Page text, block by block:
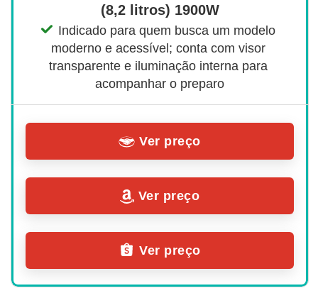
(8,2 litros) 1900W
Indicado para quem busca um modelo
moderno e acessível; conta com visor
transparente e iluminação interna para
acompanhar o preparo
Ver preço
Ver preço
Ver preço